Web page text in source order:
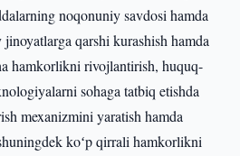
noqonuniy savdosi hamda
qarshi kurashish hamda
hamkorlikni rivojlantirish, huquq-
sohaga tatbiq etishda
mexanizmini yaratish hamda
koʻp qirrali hamkorlikni